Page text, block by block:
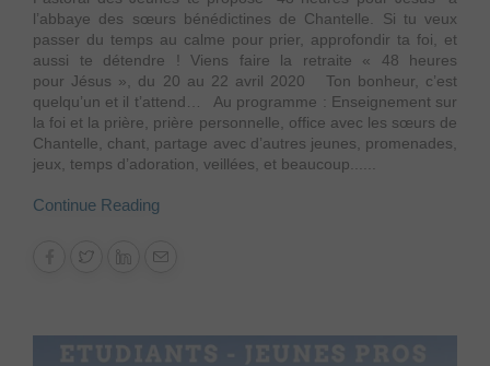
l’abbaye des sœurs bénédictines de Chantelle. Si tu veux
passer du temps au calme pour prier, approfondir ta foi, et
aussi te détendre ! Viens faire la retraite « 48 heures
pour Jésus », du 20 au 22 avril 2020 Ton bonheur, c’est
quelqu’un et il t’attend… Au programme : Enseignement sur
la foi et la prière, prière personnelle, office avec les sœurs de
Chantelle, chant, partage avec d’autres jeunes, promenades,
jeux, temps d’adoration, veillées, et beaucoup......
Continue Reading